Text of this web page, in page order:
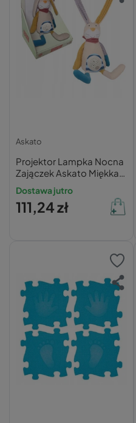
Askato
Projektor Lampka Nocna
Zajączek Askato Miękka
Maskotka Pluszak dla
Niemowląt z Gwiazdami i
Dźwiękami
Dostawa jutro
111,24 zł